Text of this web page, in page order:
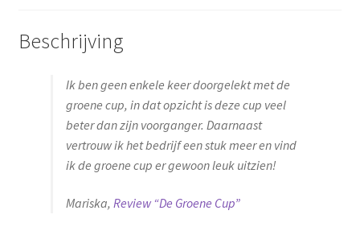
Beschrijving
Ik ben geen enkele keer doorgelekt met de
groene cup, in dat opzicht is deze cup veel
beter dan zijn voorganger. Daarnaast
vertrouw ik het bedrijf een stuk meer en vind
ik de groene cup er gewoon leuk uitzien!
Mariska, Review “De Groene Cup”